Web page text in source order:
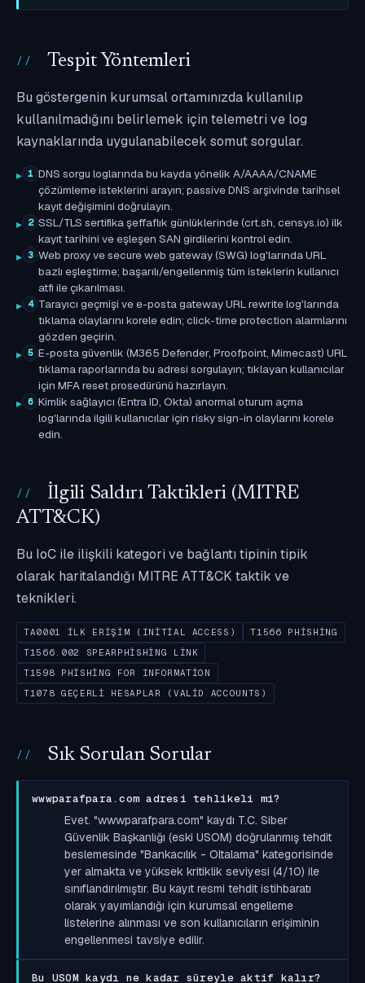
Tespit Yöntemleri
Bu göstergenin kurumsal ortamınızda kullanılıp
kullanılmadığını belirlemek için telemetri ve log
kaynaklarında uygulanabilecek somut sorgular.
1 DNS sorgu loglarında bu kayda yönelik A/AAAA/CNAME
çözümleme isteklerini arayın; passive DNS arşivinde tarihsel
kayıt değişimini doğrulayın.
2 SSL/TLS sertifika şeffaflık günlüklerinde (crt.sh, censys.io) ilk
kayıt tarihini ve eşleşen SAN girdilerini kontrol edin.
3 Web proxy ve secure web gateway (SWG) log'larında URL
bazlı eşleştirme; başarılı/engellenmiş tüm isteklerin kullanıcı
atfı ile çıkarılması.
4 Tarayıcı geçmişi ve e-posta gateway URL rewrite log'larında
tıklama olaylarını korele edin; click-time protection alarmlarını
gözden geçirin.
5 E-posta güvenlik (M365 Defender, Proofpoint, Mimecast) URL
tıklama raporlarında bu adresi sorgulayın; tıklayan kullanıcılar
için MFA reset prosedürünü hazırlayın.
6 Kimlik sağlayıcı (Entra ID, Okta) anormal oturum açma
log'larında ilgili kullanıcılar için risky sign-in olaylarını korele
edin.
İlgili Saldırı Taktikleri (MITRE
ATT&CK)
Bu IoC ile ilişkili kategori ve bağlantı tipinin tipik
olarak haritalandığı MITRE ATT&CK taktik ve
teknikleri.
TA0001 İLK ERIŞIM (INITIAL ACCESS)
T1566 PHISHING
T1566.002 SPEARPHISHING LINK
T1598 PHISHING FOR INFORMATION
T1078 GEÇERLI HESAPLAR (VALID ACCOUNTS)
Sık Sorulan Sorular
wwwparafpara.com adresi tehlikeli mi?
Evet. "wwwparafpara.com" kaydı T.C. Siber
Güvenlik Başkanlığı (eski USOM) doğrulanmış tehdit
beslemesinde "Bankacılık - Oltalama" kategorisinde
yer almakta ve yüksek kritiklik seviyesi (4/10) ile
sınıflandırılmıştır. Bu kayıt resmi tehdit istihbaratı
olarak yayımlandığı için kurumsal engelleme
listelerine alınması ve son kullanıcıların erişiminin
engellenmesi tavsiye edilir.
Bu USOM kaydı ne kadar süreyle aktif kalır?